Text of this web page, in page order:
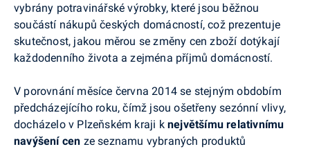
vybrány potravinářské výrobky, které jsou běžnou
součástí nákupů českých domácností, což prezentuje
skutečnost, jakou měrou se změny cen zboží dotýkají
každodenního života a zejména příjmů domácností.
V porovnání měsíce června 2014 se stejným obdobím
předcházejícího roku, čímž jsou ošetřeny sezónní vlivy,
docházelo v Plzeňském kraji k největšímu relativnímu
navýšení cen ze seznamu vybraných produktů